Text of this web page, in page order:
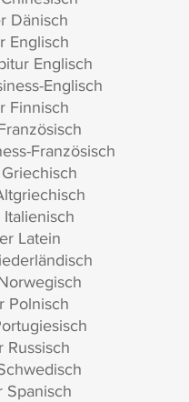
Dänisch
Englisch
Englisch
Englisch
Finnisch
Französisch
Latein
Polnisch
Russisch
Spanisch